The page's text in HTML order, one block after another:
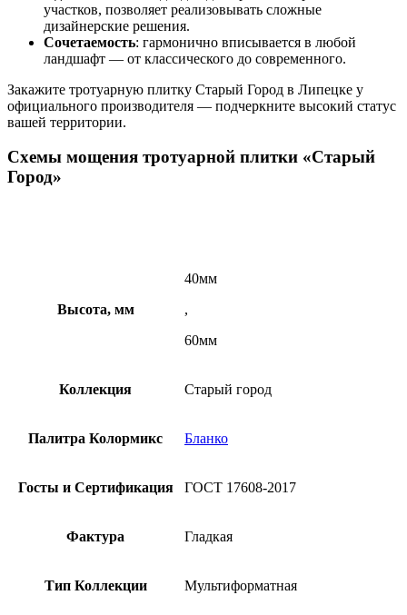
участков, позволяет реализовывать сложные
дизайнерские решения.
Сочетаемость: гармонично вписывается в любой
ландшафт — от классического до современного.
Закажите тротуарную плитку Старый Город в Липецке у
официального производителя — подчеркните высокий статус
вашей территории.
Схемы мощения тротуарной плитки «Старый
Город»
Высота, мм
40мм
,
60мм
Коллекция Старый город
Палитра Колормикс Бланко
Госты и Сертификация ГОСТ 17608-2017
Фактура Гладкая
Тип Коллекции Мультиформатная